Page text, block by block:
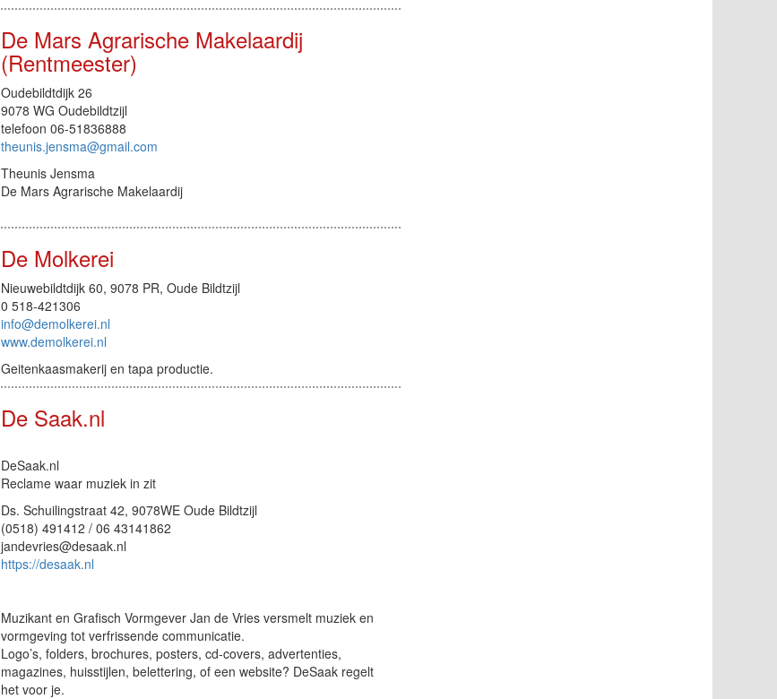
De Mars Agrarische Makelaardij
(Rentmeester)
Oudebildtdijk 26
9078 WG Oudebildtzijl
telefoon 06-51836888
theunis.jensma@gmail.com
Theunis Jensma
De Mars Agrarische Makelaardij
De Molkerei
Nieuwebildtdijk 60, 9078 PR, Oude Bildtzijl
0 518-421306
info@demolkerei.nl
www.demolkerei.nl
Geitenkaasmakerij en tapa productie.
De Saak.nl
DeSaak.nl
Reclame waar muziek in zit
Ds. Schuilingstraat 42, 9078WE Oude Bildtzijl
(0518) 491412 / 06 43141862
jandevries@desaak.nl
https://desaak.nl
Muzikant en Grafisch Vormgever Jan de Vries versmelt muziek en
vormgeving tot verfrissende communicatie.
Logo’s, folders, brochures, posters, cd-covers, advertenties,
magazines, huisstijlen, belettering, of een website? DeSaak regelt
het voor je.